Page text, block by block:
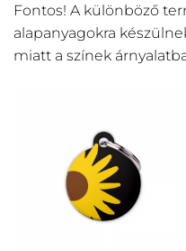
Fontos! A különböző
alapanyagokra
miatt a színek